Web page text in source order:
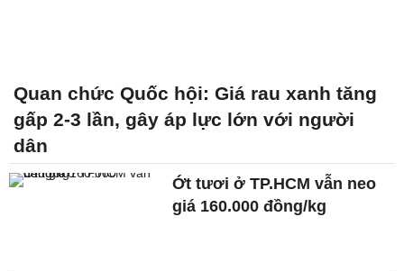
Quan chức Quốc hội: Giá rau xanh tăng
gấp 2-3 lần, gây áp lực lớn với người
dân
Ớt tươi ở TP.HCM vẫn neo
giá 160.000 đồng/kg